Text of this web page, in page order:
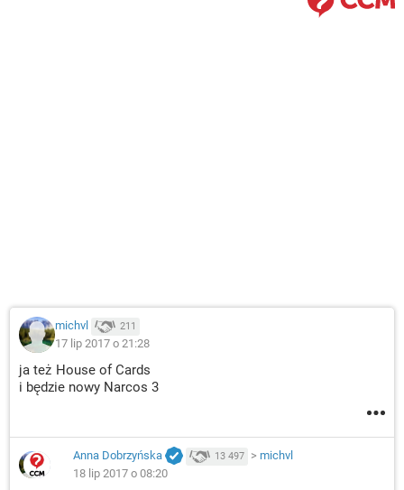
michvl 211
17 lip 2017 o 21:28
ja też House of Cards
i będzie nowy Narcos 3
Anna Dobrzyńska 13 497 > michvl
18 lip 2017 o 08:20